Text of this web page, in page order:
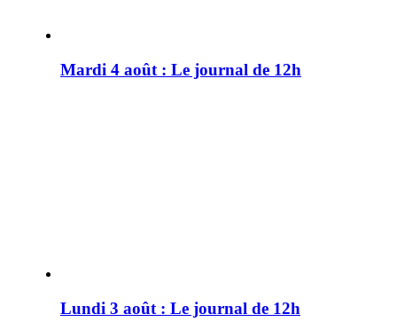
Mardi 4 août : Le journal de 12h
Lundi 3 août : Le journal de 12h